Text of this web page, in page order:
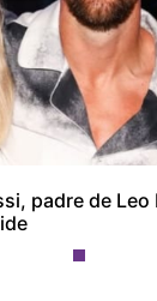
padre de